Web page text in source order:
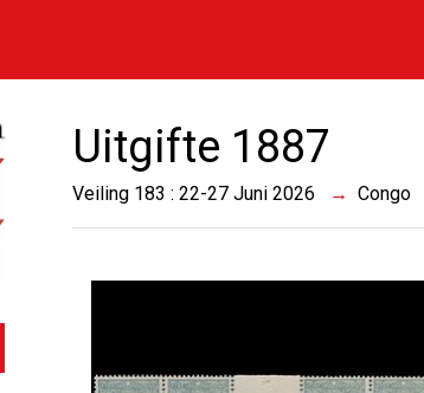
Uitgifte 1887
Veiling 183 : 22-27 Juni 2026 Congo